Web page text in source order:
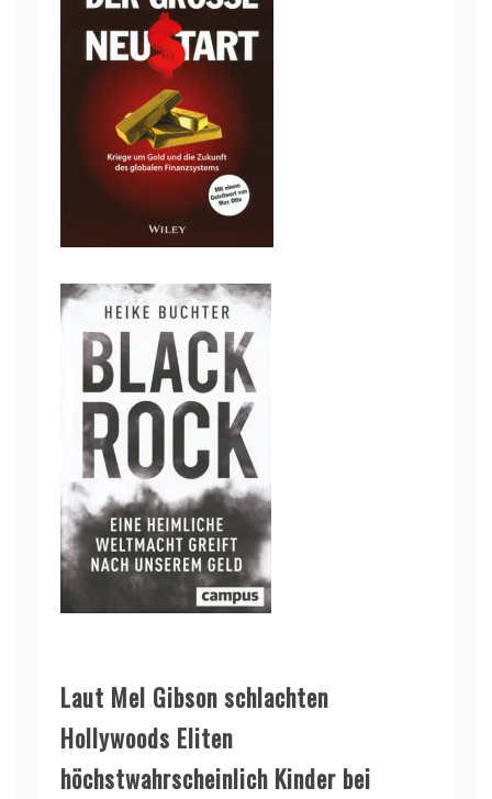
Laut Mel Gibson schlachten
Hollywoods Eliten
höchstwahrscheinlich Kinder bei